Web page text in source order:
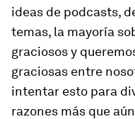
ideas de podcasts,
temas, la mayoría
graciosos y
graciosas entre
intentar esto para
razones más que